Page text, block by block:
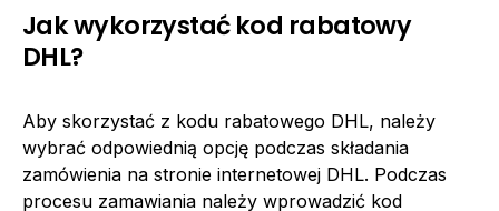
Jak wykorzystać kod rabatowy
DHL?
Aby skorzystać z kodu rabatowego DHL, należy
wybrać odpowiednią opcję podczas składania
zamówienia na stronie internetowej DHL. Podczas
procesu zamawiania należy wprowadzić kod